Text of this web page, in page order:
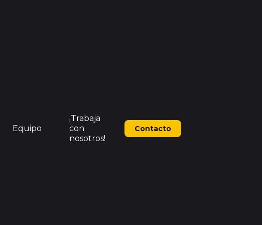
Equipo
¡Trabaja
con
nosotros!
Contacto